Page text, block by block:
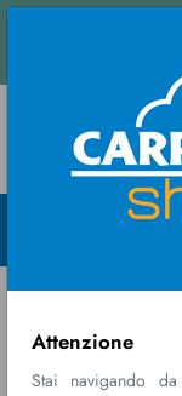
Menu Open
Attenzione
Stai navigando
Home